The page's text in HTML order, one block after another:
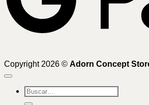
Copyright 2026 © Adorn Concept
Buscar
por: